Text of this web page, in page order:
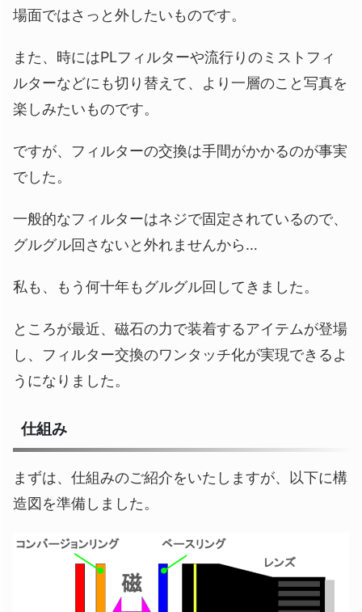
場面ではさっと外したいものです。
また、時にはPLフィルターや流行りのミストフィ
ルターなどにも切り替えて、より一層のこと写真を
楽しみたいものです。
ですが、フィルターの交換は手間がかかるのが事実
でした。
一般的なフィルターはネジで固定されているので、
グルグル回さないと外れませんから…
私も、もう何十年もグルグル回してきました。
ところが最近、磁石の力で装着するアイテムが登場
し、フィルター交換のワンタッチ化が実現できるよ
うになりました。
仕組み
まずは、仕組みのご紹介をいたしますが、以下に構
造図を準備しました。